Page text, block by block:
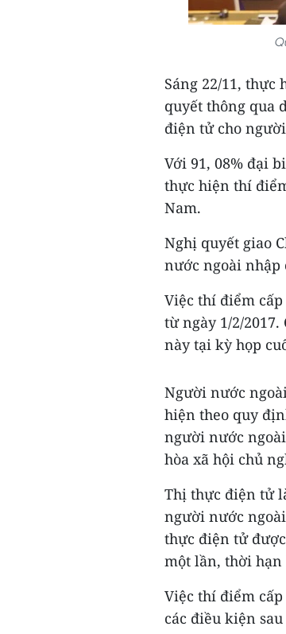
Sáng 22/11,
quyết thông qua
điện tử cho
Với 91, 08% đại
thực hiện thí
Nam.
Nghị quyết giao
nước ngoài nhập
Việc thí điểm
từ ngày 1/2/
này tại kỳ họp
Người nước
hiện theo quy
người nước
hòa xã hội chủ
Thị thực điện tử
người nước
thực điện tử
một lần, thời hạn
Việc thí điểm
các điều kiện